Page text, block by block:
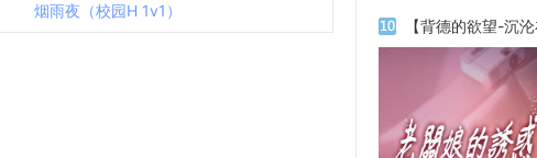
烟雨夜（校园H 1v1）